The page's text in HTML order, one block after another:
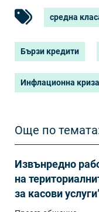
средна
Бързи кредити
Инфлационна криза
Още по
Извънредно
на
за касови